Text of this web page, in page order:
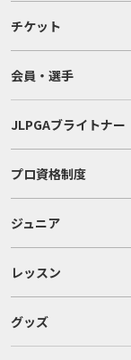
チケット
会員・選手
JLPGAブライトナー
プロ資格制度
ジュニア
レッスン
グッズ